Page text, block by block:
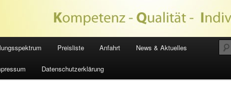
Preisliste Anfahrt News & Aktuelles
Datenschutzerklärung